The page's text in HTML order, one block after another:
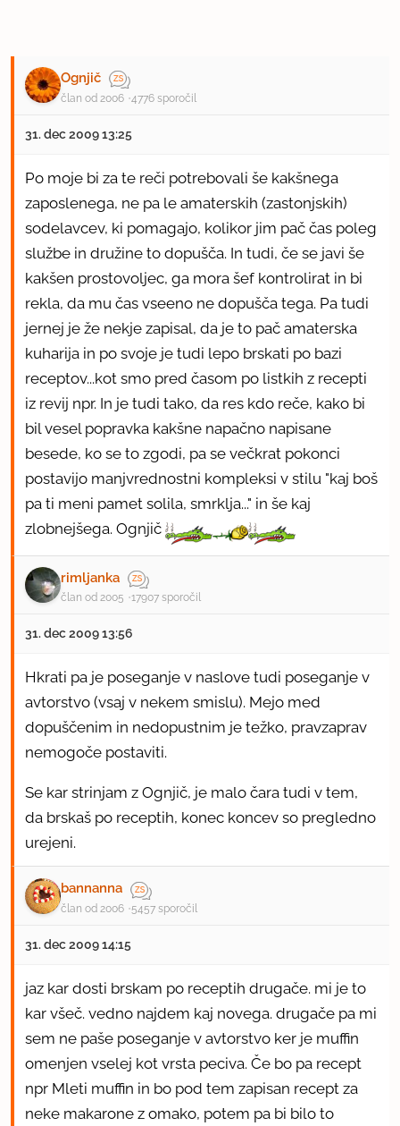
Ognjič
član od 2006 4776 sporočil
31. dec 2009 13:25
Po moje bi za te reči potrebovali še kakšnega
zaposlenega, ne pa le amaterskih (zastonjskih)
sodelavcev, ki pomagajo, kolikor jim pač čas poleg
službe in družine to dopušča. In tudi, če se javi še
kakšen prostovoljec, ga mora šef kontrolirat in bi
rekla, da mu čas vseeno ne dopušča tega. Pa tudi
jernej je že nekje zapisal, da je to pač amaterska
kuharija in po svoje je tudi lepo brskati po bazi
receptov...kot smo pred časom po listkih z recepti
iz revij npr. In je tudi tako, da res kdo reče, kako bi
bil vesel popravka kakšne napačno napisane
besede, ko se to zgodi, pa se večkrat pokonci
postavijo manjvrednostni kompleksi v stilu "kaj boš
pa ti meni pamet solila, smrklja..." in še kaj
zlobnejšega. Ognjič
rimljanka
član od 2005 17907 sporočil
31. dec 2009 13:56
Hkrati pa je poseganje v naslove tudi poseganje v
avtorstvo (vsaj v nekem smislu). Mejo med
dopuščenim in nedopustnim je težko, pravzaprav
nemogoče postaviti.
Se kar strinjam z Ognjič, je malo čara tudi v tem,
da brskaš po receptih, konec koncev so pregledno
urejeni.
bannanna
član od 2006 5457 sporočil
31. dec 2009 14:15
jaz kar dosti brskam po receptih drugače. mi je to
kar všeč. vedno najdem kaj novega. drugače pa mi
sem ne paše poseganje v avtorstvo ker je muffin
omenjen vselej kot vrsta peciva. Če bo pa recept
npr Mleti muffin in bo pod tem zapisan recept za
neke makarone z omako, potem pa bi bilo to